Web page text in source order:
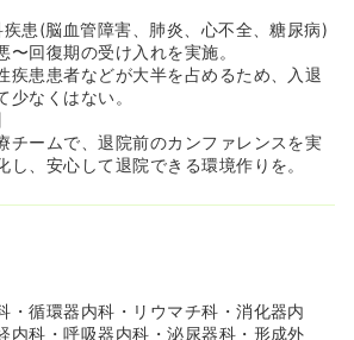
疾患(脳血管障害、肺炎、心不全、糖尿病)
〜回復期の受け入れを実施。
疾患患者などが大半を占めるため、入退
なくはない。
チームで、退院前のカンファレンスを実
し、安心して退院できる環境作りを。
・循環器内科・リウマチ科・消化器内
内科・呼吸器内科・泌尿器科・形成外